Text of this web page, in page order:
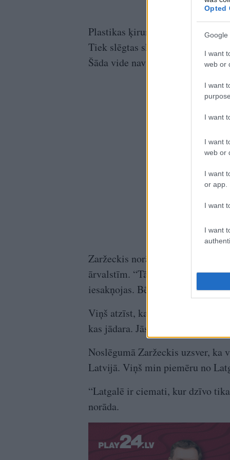
Opted
Google
I want
web or
I want
I want
I want
web or
I want
or app.
I want
I want
Plastikas ķirurgs uzsver, ka
Tiek slēgtas skolas un slimnīcas,
Šāda vide nav draudzīga
Zaržeckis norāda, ka daļa cilvēku
ārvalstīm. “Tā ir galvenā
iesakņojas. Bērni sāk iet skolā,
Viņš atzīst, ka nav skaidrs, kādā
kas jādara. Jāstāv uz galvas, lai
Noslēgumā Zaržeckis uzsver,
Latvijā. Viņš min piemēru no
“Latgalē ir ciemati, kur dzīvo
norāda.